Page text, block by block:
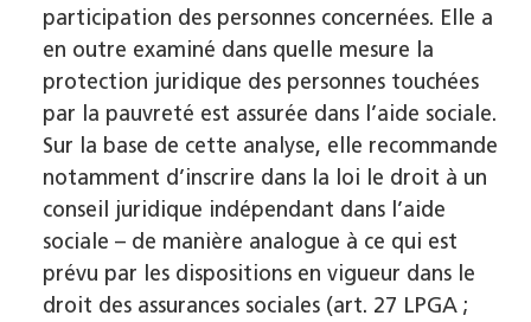
participation des personnes concernées. Elle a
en outre examiné dans quelle mesure la
protection juridique des personnes touchées
par la pauvreté est assurée dans l’aide sociale.
Sur la base de cette analyse, elle recommande
notamment d’inscrire dans la loi le droit à un
conseil juridique indépendant dans l’aide
sociale – de manière analogue à ce qui est
prévu par les dispositions en vigueur dans le
droit des assurances sociales (art. 27 LPGA ;